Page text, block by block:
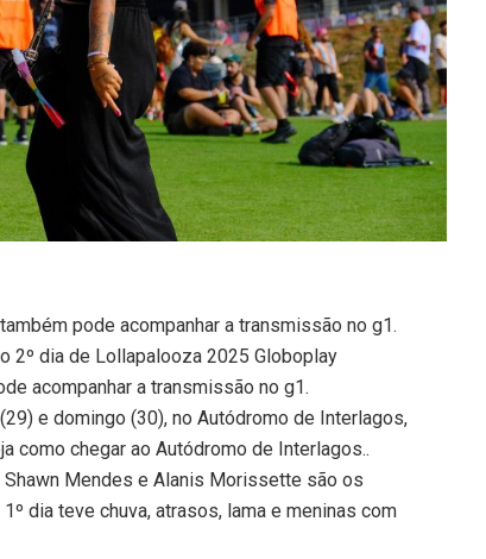
pode acompanhar a transmissão no g1.
2º dia de Lollapalooza 2025 Globoplay
acompanhar a transmissão no g1.
e domingo (30), no Autódromo de Interlagos,
como chegar ao Autódromo de Interlagos..
Mendes e Alanis Morissette são os
dia teve chuva, atrasos, lama e meninas com